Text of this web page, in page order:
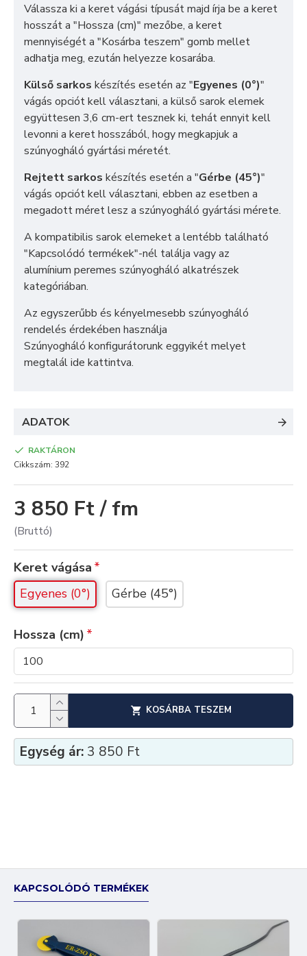
Válassza ki a keret vágási típusát majd írja be a keret
hosszát a "Hossza (cm)" mezőbe, a keret
mennyiségét a "Kosárba teszem" gomb mellet
adhatja meg, ezután helyezze kosarába.
Külső sarkos készítés esetén az "Egyenes (0°)"
vágás opciót kell választani, a külső sarok elemek
együttesen 3,6 cm-ert tesznek ki, tehát ennyit kell
levonni a keret hosszából, hogy megkapjuk a
szúnyogháló gyártási méretét.
Rejtett sarkos készítés esetén a "Gérbe (45°)"
vágás opciót kell választani, ebben az esetben a
megadott méret lesz a szúnyogháló gyártási mérete.
A kompatibilis sarok elemeket a lentébb található
"Kapcsolódó termékek"-nél találja vagy az
alumínium peremes szúnyogháló alkatrészek
kategóriában.
Az egyszerűbb és kényelmesebb szúnyogháló
rendelés érdekében használja
Szúnyogháló konfigurátorunkeggyikét melyet
megtalálide kattintva.
ADATOK
3 850 Ft / fm
(Bruttó)
RAKTÁRON
Cikkszám: 392
Keret vágása
Egyenes (0°)
Gérbe (45°)
Hossza (cm)
KOSÁRBA TESZEM
Egység ár: 3 850 Ft
KAPCSOLÓDÓ TERMÉKEK